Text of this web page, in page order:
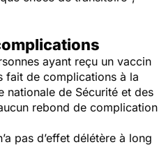
ayant reçu un vaccin
fait de complications à la
nationale de Sécurité et des
rebond de complication
pas d’effet délétère à long